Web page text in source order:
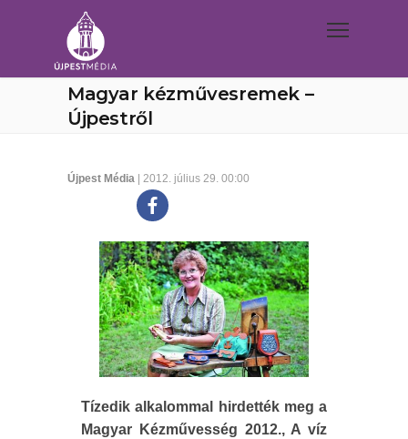
Magyar kézművesremek –
Újpestről
Újpest Média | 2012. július 29. 00:00
Tízedik alkalommal hirdették meg a
Magyar Kézművesség 2012., A víz